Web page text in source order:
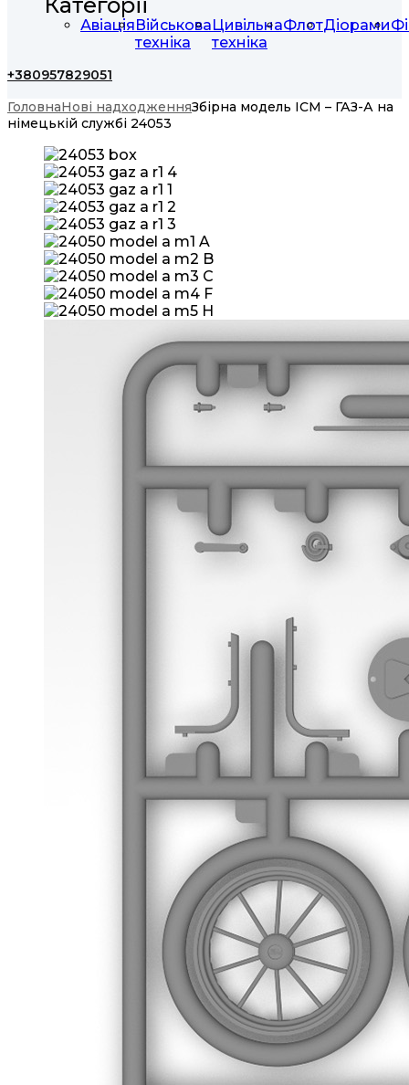
АвіаціяВійськова
техніка
Цивільна
техніка
ФлотДіорами
+380957829051
ГоловнаНові надходженняЗбірна модель ICM – ГАЗ-А на
німецькій службі 24053